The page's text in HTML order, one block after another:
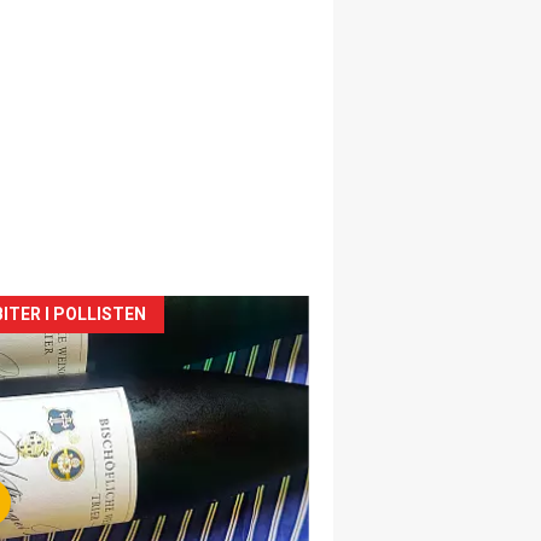
I POLLISTEN